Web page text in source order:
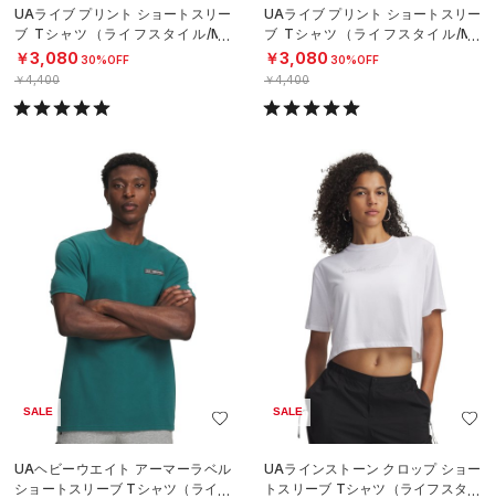
UAライブ プリント ショートスリー
ブ Tシャツ（ライフスタイル/ME
N）
￥3,080 30%OFF
￥4,400
UAライブ プリント ショートスリー
ブ Tシャツ（ライフスタイル/ME
N）
￥3,080 30%OFF
￥4,400
SALE
UAヘビーウエイト アーマーラベル
ショートスリーブ Tシャツ（ライフ
SALE
UAラインストーン クロップ ショー
トスリーブ Tシャツ（ライフスタイ